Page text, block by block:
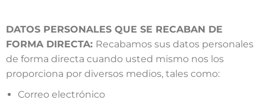
DATOS PERSONALES QUE SE RECABAN DE
FORMA DIRECTA: Recabamos sus datos personales
de forma directa cuando usted mismo nos los
proporciona por diversos medios, tales como:
Correo electrónico